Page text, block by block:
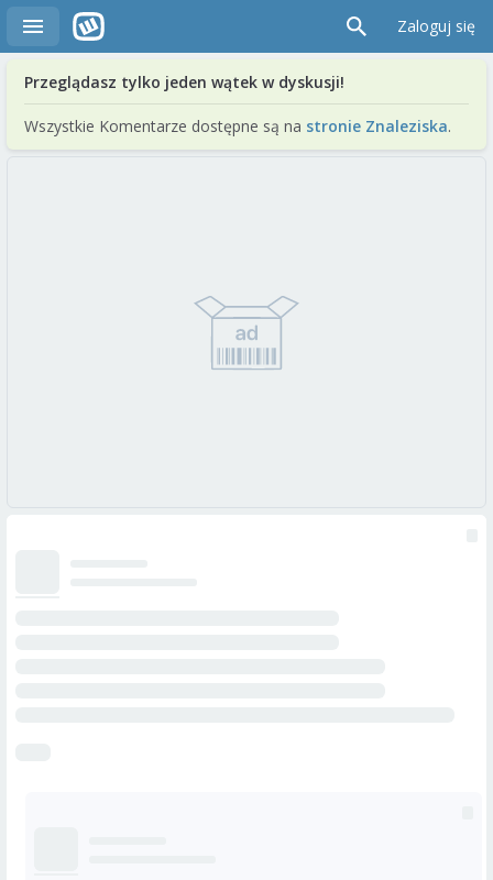
Zaloguj się
Przeglądasz tylko jeden wątek w dyskusji!
Wszystkie Komentarze dostępne są na stronie Znaleziska.